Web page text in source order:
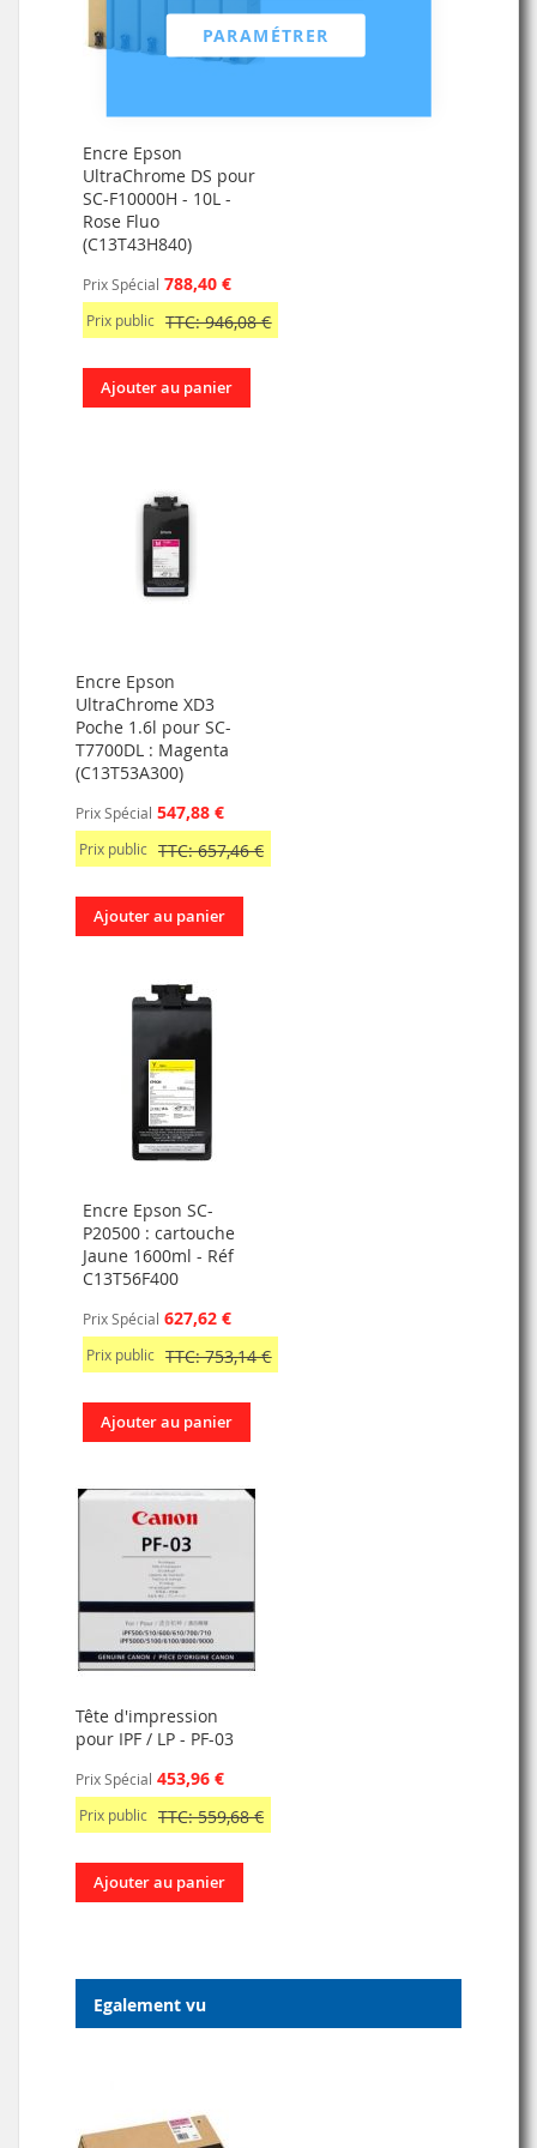
PARAMÉTRER
Encre Epson
UltraChrome DS pour
SC-F10000H - 10L -
Rose Fluo
(C13T43H840)
Prix Spécial 788,40 €
Prix public TTC: 946,08 €
Ajouter au panier
Encre Epson
UltraChrome XD3
Poche 1.6l pour SC-
T7700DL : Magenta
(C13T53A300)
Prix Spécial 547,88 €
Prix public TTC: 657,46 €
Ajouter au panier
Encre Epson SC-
P20500 : cartouche
Jaune 1600ml - Réf
C13T56F400
Prix Spécial 627,62 €
Prix public TTC: 753,14 €
Ajouter au panier
Tête d'impression
pour IPF / LP - PF-03
Prix Spécial 453,96 €
Prix public TTC: 559,68 €
Ajouter au panier
Egalement vu